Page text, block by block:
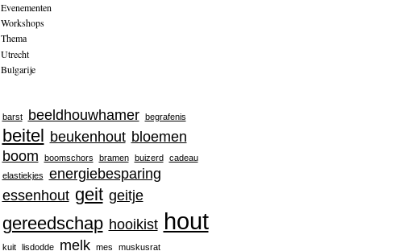
Evenementen
Workshops
Themа
Utrecht
Bulgarije
barst beeldhouwhamer begrafenis
beitel beukenhout bloemen
boom
boomschors bramen buizerd
cadeau
elastiekjes
energiebesparing
essenhout geit geitje
gereedschap hooikist hout
kuit lisdodde melk mes muskusrat